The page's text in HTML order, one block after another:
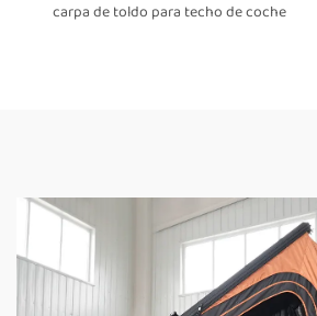
carpa de toldo para techo de coche